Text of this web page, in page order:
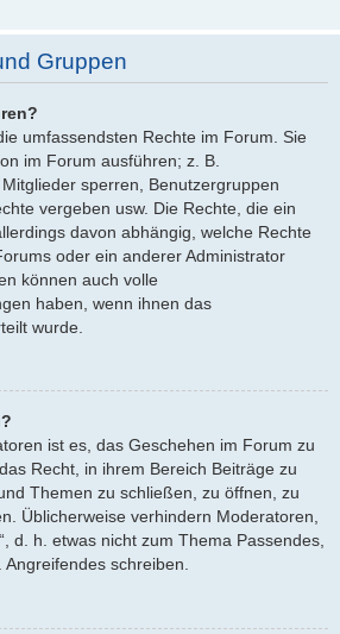
Gruppen
umfassendsten Rechte im Forum. Sie
im Forum ausführen; z. B.
sperren, Benutzergruppen
vergeben usw. Die Rechte, die ein
davon abhängig, welche Rechte
oder ein anderer Administrator
können auch volle
haben, wenn ihnen das
wurde.
ist es, das Geschehen im Forum zu
Recht, in ihrem Bereich Beiträge zu
Themen zu schließen, zu öffnen, zu
Üblicherweise verhindern Moderatoren,
d. h. etwas nicht zum Thema Passendes,
schreiben.